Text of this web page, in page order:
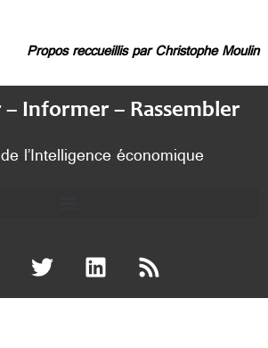
Propos reccueillis par Christophe Moulin
Informer – Rassembler
l’Intelligence économique